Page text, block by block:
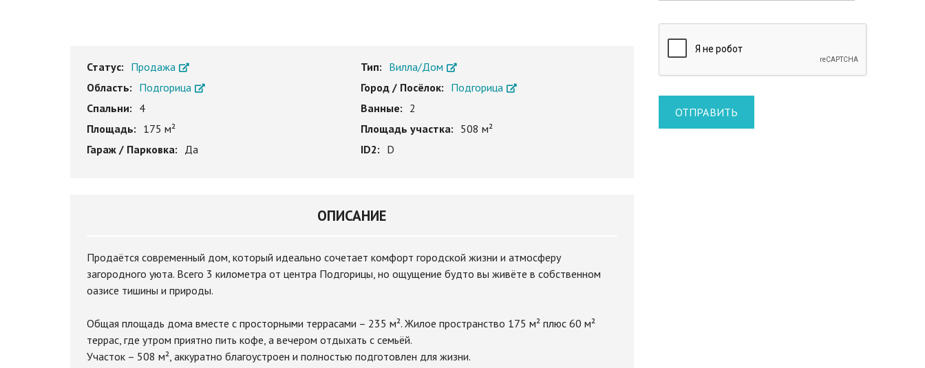
Статус: Продажа Тип: Вилла/Дом
Область: Подгорица Город / Посёлок: Подгорица
Спальни: 4 Ванные: 2
Площадь: 175 м² Площадь участка: 508 м²
Гараж / Парковка: Да ID2: D
ОПИСАНИЕ
Продаётся современный дом, который идеально сочетает комфорт городской жизни и атмосферу
загородного уюта. Всего 3 километра от центра Подгорицы, но ощущение будто вы живёте в собственном
оазисе тишины и природы.
Общая площадь дома вместе с просторными террасами – 235 м². Жилое пространство 175 м² плюс 60 м²
террас, где утром приятно пить кофе, а вечером отдыхать с семьёй.
Участок – 508 м², аккуратно благоустроен и полностью подготовлен для жизни.